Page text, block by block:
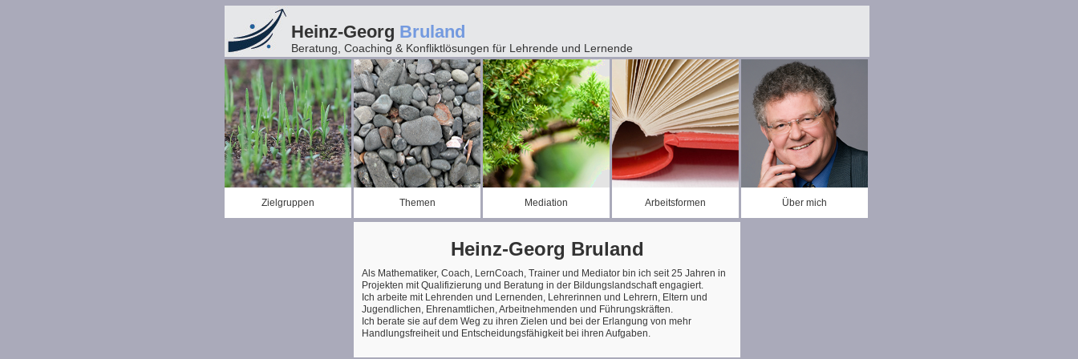
Heinz-Georg Bruland
Beratung, Coaching & Konfliktlösungen für Lehrende und Lernende
Zielgruppen Themen Mediation Arbeitsformen Über mich
Heinz-Georg Bruland
Als Mathematiker, Coach, LernCoach, Trainer und Mediator bin ich seit 25 Jahren in
Projekten mit Qualifizierung und Beratung in der Bildungslandschaft engagiert.
Ich arbeite mit Lehrenden und Lernenden, Lehrerinnen und Lehrern, Eltern und
Jugendlichen, Ehrenamtlichen, Arbeitnehmenden und Führungskräften.
Ich berate sie auf dem Weg zu ihren Zielen und bei der Erlangung von mehr
Handlungsfreiheit und Entscheidungsfähigkeit bei ihren Aufgaben.